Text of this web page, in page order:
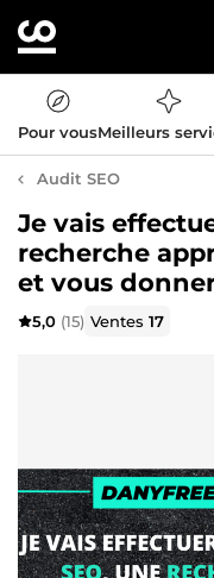
Pour vousMeilleurs
Audit SEO
Je vais
recherche
et vous
5,0 (15) Ventes17